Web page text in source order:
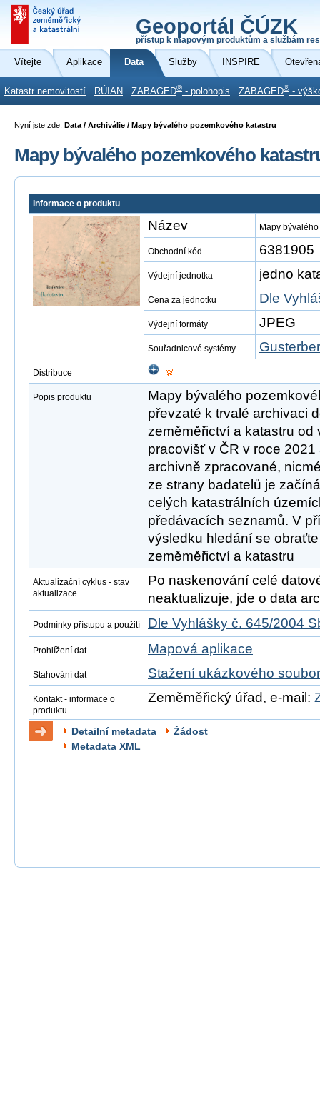
Geoportál ČÚZK
přístup k mapovým produktům a službám
Vítejte Aplikace Data Služby INSPIRE
Katastr nemovitostí RÚIAN ZABAGED® - polohopis ZABAGED® -
Nyní jste zde: Data / Archiválie / Mapy bývalého pozemkového katastru
Mapy bývalého pozemkového
Informace o produktu
Název Mapy
Obchodní kód 6381905
Výdejní jednotka jedno
Cena za jednotku Dle
Výdejní formáty JPEG
Souřadnicové systémy
Distribuce
Popis produktu
Mapy bývalého
převzaté k trvalé archivaci
zeměměřictví a katastru od
pracovišť v ČR v roce
archivně zpracované,
ze strany badatelů je
celých katastrálních
předávacích seznamů. V
výsledku hledání se
zeměměřictví a katastru
Aktualizační cyklus - stav
aktualizace
Po naskenování celé
neaktualizuje, jde o data
Podmínky přístupu a použití Dle Vyhlášky č. 645/2004
Prohlížení dat Mapová aplikace
Stahování dat Stažení ukázkového
Kontakt - informace o
produktu
Zeměměřický úřad, e-mail:
Detailní metadata
Žádost
Metadata XML